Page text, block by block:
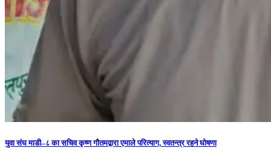
युवा संघ माडी–८ का सचिव कृष्ण गौतमद्वारा एमाले परित्याग, स्वतन्त्र रहने घोषणा